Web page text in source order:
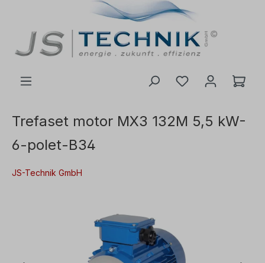
Trefaset motor MX3 132M 5,5 kW-
6-polet-B34
JS-Technik GmbH